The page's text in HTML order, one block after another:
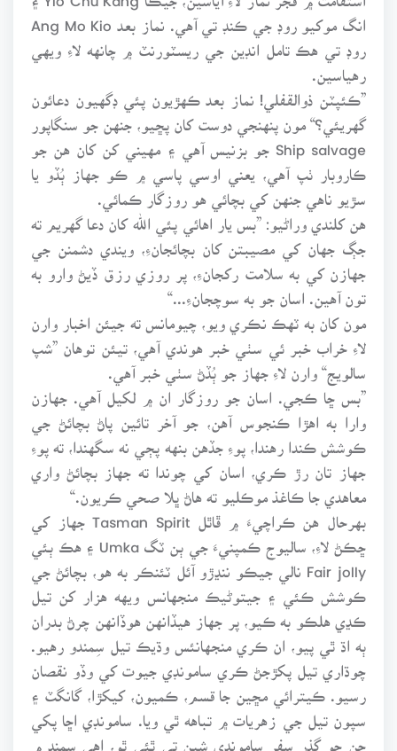
انگ موکيو روڊ جي ڪنڊ تي آهي. نماز بعد Ang Mo Kio
روڊ تي هڪ تامل انڊين جي ريسٽورنٽ ۾ چانهه لاءِ ويهي
رهياسين.
”ڪئپٽن ذوالقفلي! نماز بعد ڪهڙيون پئي ڊگهيون دعائون
گهريئي؟“ مون پنهنجي دوست کان پڇيو، جنهن جو سنگاپور
Ship salvage جو بزنيس آهي ۽ مهيني کن کان هن جو
ڪاروبار ٺپ آهي، يعني اوسي پاسي ۾ ڪو جهاز ٻُڏو يا
سڙيو ناهي جنهن کي بچائي هو روزگار ڪمائي.
هن کلندي وراڻيو: ”بس يار اهائي پئي الله کان دعا گهريم ته
جڳ جهان کي مصيبتن کان بچائجانءِ، ويندي دشمنن جي
جهازن کي به سلامت رکجانءِ، پر روزي رزق ڏيڻ وارو به
تون آهين. اسان جو به سوچجانءِ...“
مون کان به ٽهڪ نڪري ويو، چيومانس ته جيئن اخبار وارن
لاءِ خراب خبر ئي سٺي خبر هوندي آهي، تيئن توهان ”شپ
سالويج“ وارن لاءِ جهاز جو ٻُڏڻ سٺي خبر آهي.
”بس ڇا ڪجي. اسان جو روزگار ان ۾ لکيل آهي. جهازن
وارا به اهڙا ڪنجوس آهن، جو آخر تائين پاڻ بچائڻ جي
ڪوشش ڪندا رهندا، پوءِ جڏهن بنهه پڄي نه سگهندا، ته پوءِ
جهاز تان رڙ ڪري، اسان کي چوندا ته جهاز بچائڻ واري
معاهدي جا ڪاغذ موڪليو ته هاڻ ڀلا صحي ڪريون.“
بهرحال هن ڪراچيءَ ۾ ڦاٿل Tasman Spirit جهاز کي
Fair jolly نالي جيڪو ننڍڙو آئل ٽئنڪر به هو، بچائڻ جي
ڪوشش ڪئي ۽ جيتوڻيڪ منجهانس ويهه هزار کن تيل
ڪڍي هلڪو به ڪيو، پر جهاز هيڏانهن هوڏانهن چرڻ بدران
ٻه اڌ ٿي پيو، ان ڪري منجهانئس وڌيڪ تيل سِمندو رهيو.
چوڌاري تيل پکڙجڻ ڪري سامونڊي جيوت کي وڏو نقصان
رسيو. ڪيترائي مڇين جا قسم، ڪميون، کيکڙا، گانگٽ ۽
سپون تيل جي زهريات ۾ تباهه ٿي ويا. سامونڊي اڇا پکي
جن جو گذر سفر سامونڊي شين تي ٿئي ٿو، اهي سمنڊ ۾